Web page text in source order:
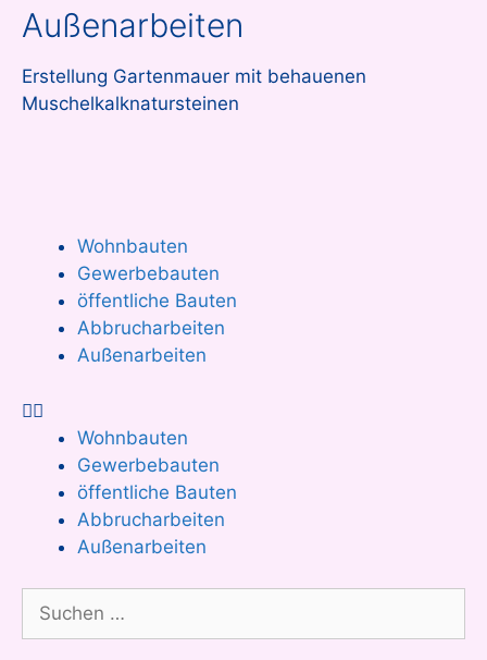
Außenarbeiten
Erstellung Gartenmauer mit behauenen
Muschelkalknatursteinen
Wohnbauten
Gewerbebauten
öffentliche Bauten
Abbrucharbeiten
Außenarbeiten
Wohnbauten
Gewerbebauten
öffentliche Bauten
Abbrucharbeiten
Außenarbeiten